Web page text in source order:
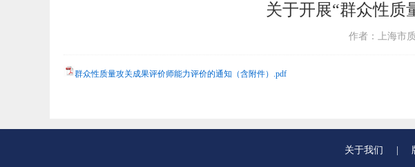
关于开展“群众性质
作者：上海市
群众性质量攻关成果评价师能力评价的通知（含附件）.pdf
关于我们